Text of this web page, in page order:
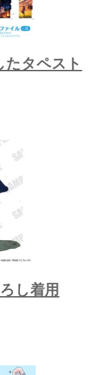
タペスト
し着用